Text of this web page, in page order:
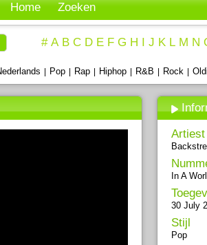
Home Zoeken
# A B C D E F G H I J K L M N
Pop Rap Hiphop R&B Rock
Artiest
In A
30 July
Stijl
Pop